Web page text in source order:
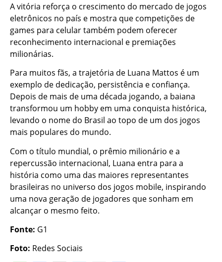
A vitória reforça o crescimento do mercado de jogos
eletrônicos no país e mostra que competições de
games para celular também podem oferecer
reconhecimento internacional e premiações
milionárias.
Para muitos fãs, a trajetória de Luana Mattos é um
exemplo de dedicação, persistência e confiança.
Depois de mais de uma década jogando, a baiana
transformou um hobby em uma conquista histórica,
levando o nome do Brasil ao topo de um dos jogos
mais populares do mundo.
Com o título mundial, o prêmio milionário e a
repercussão internacional, Luana entra para a
história como uma das maiores representantes
brasileiras no universo dos jogos mobile, inspirando
uma nova geração de jogadores que sonham em
alcançar o mesmo feito.
Fonte: G1
Foto: Redes Sociais